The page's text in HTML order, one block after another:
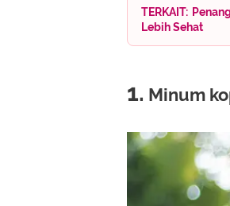
TERKAIT:
Lebih Sehat
1. Minum